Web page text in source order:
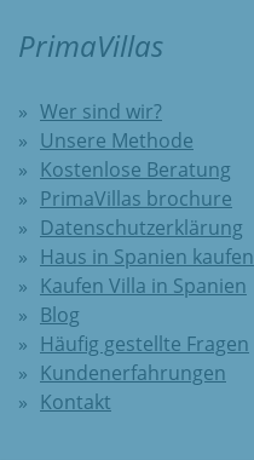
PrimaVillas
Wer sind wir?
Unsere Methode
Kostenlose Beratung
PrimaVillas brochure
Datenschutzerklärung
Haus in Spanien kaufen
Kaufen Villa in Spanien
Blog
Häufig gestellte Fragen
Kundenerfahrungen
Kontakt